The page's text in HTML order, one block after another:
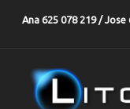
Ana 625 078 219 / Jose